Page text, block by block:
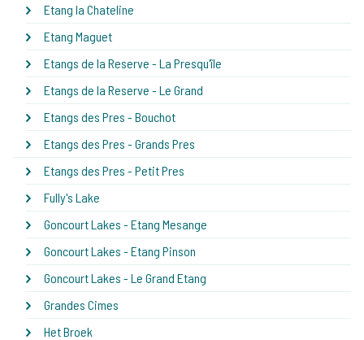
Etang la Chateline
Etang Maguet
Etangs de la Reserve - La Presqu'île
Etangs de la Reserve - Le Grand
Etangs des Pres - Bouchot
Etangs des Pres - Grands Pres
Etangs des Pres - Petit Pres
Fully's Lake
Goncourt Lakes - Etang Mesange
Goncourt Lakes - Etang Pinson
Goncourt Lakes - Le Grand Etang
Grandes Cimes
Het Broek